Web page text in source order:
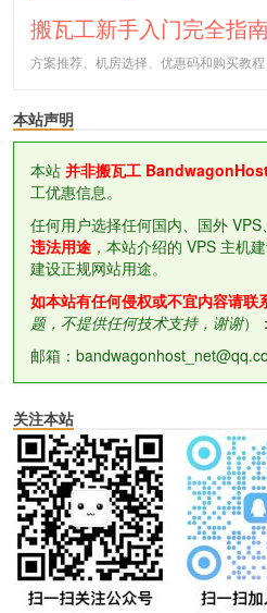
搬瓦工新手入门完全指南
方案推荐、机房选择、优惠码和购买教程
本站声明
本站 并非搬瓦工
工优惠信息。
任何用户选择任何国内、国外
违法用途 ，本站介绍的 VPS 主机
建设正规网站用途。
如本站有任何侵权或不宜内容请联
题，不提供任何技术支持，谢谢）：
邮箱：
关注本站